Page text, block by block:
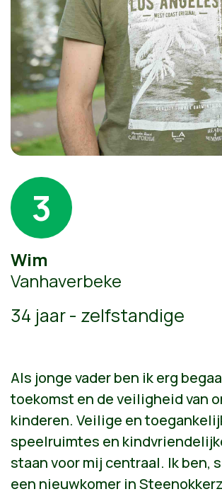
3
Wim
Vanhaverbeke
34 jaar - zelfstandige
Als jonge vader ben ik erg
toekomst en de veiligheid van
kinderen. Veilige en
speelruimtes en
staan voor mij centraal. Ik ben,
een nieuwkomer in